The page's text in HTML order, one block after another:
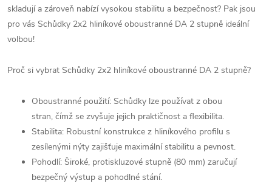
skladují a zároveň nabízí vysokou stabilitu a bezpečnost? Pak jsou
pro vás Schůdky 2x2 hliníkové oboustranné DA 2 stupně ideální
volbou!
Proč si vybrat Schůdky 2x2 hliníkové oboustranné DA 2 stupně?
Oboustranné použití: Schůdky lze používat z obou
stran, čímž se zvyšuje jejich praktičnost a flexibilita.
Stabilita: Robustní konstrukce z hliníkového profilu s
zesílenými nýty zajišťuje maximální stabilitu a pevnost.
Pohodlí: Široké, protiskluzové stupně (80 mm) zaručují
bezpečný výstup a pohodlné stání.